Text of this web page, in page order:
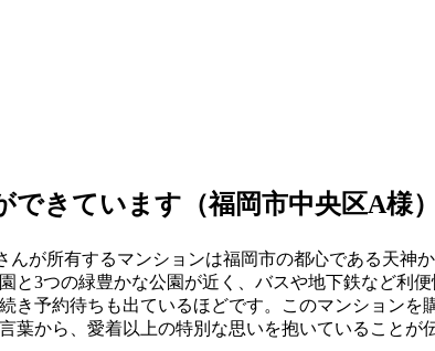
きています（福岡市中央区A様）
が所有するマンションは福岡市の都心である天神
と3つの緑豊かな公園が近く、バスや地下鉄など利
き予約待ちも出ているほどです。このマンションを
葉から、愛着以上の特別な思いを抱いていることが